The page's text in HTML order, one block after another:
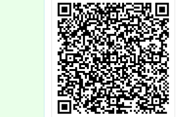
校社群第三次
「115年臺北學系列活
動—史蹟研習營」